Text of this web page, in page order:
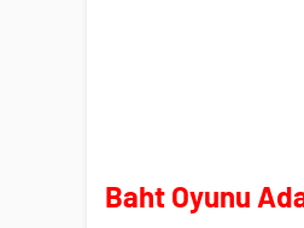
Baht Oyunu